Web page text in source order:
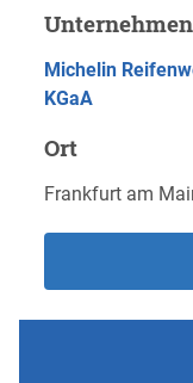
Unternehmen
Michelin
KGaA
Ort
Frankfurt am